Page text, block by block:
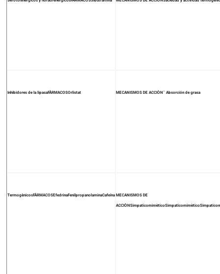
Inhibidores de la lipasaFÀRMACOSOrlistat MECANISMOS DE ACCIÒN¯ Absorción de grasa
TermogènicosFÀRMACOSEfedrinaFenilpropanolaminaCafeína MECANISMOS DE